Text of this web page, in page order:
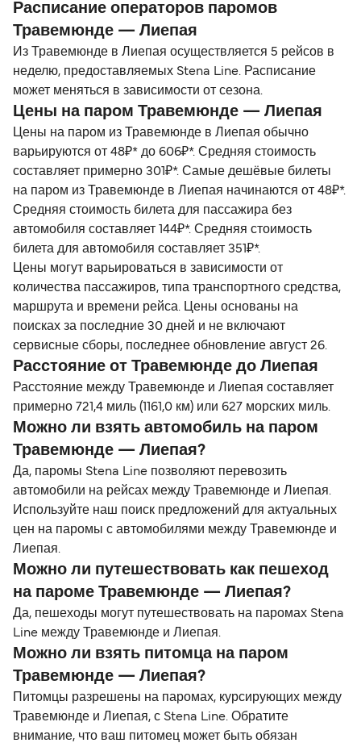
Расписание операторов паромов
Травемюнде — Лиепая
Из Травемюнде в Лиепая осуществляется 5 рейсов в
неделю, предоставляемых Stena Line. Расписание
может меняться в зависимости от сезона.
Цены на паром Травемюнде — Лиепая
Цены на паром из Травемюнде в Лиепая обычно
варьируются от 48₽* до 606₽*. Средняя стоимость
составляет примерно 301₽*. Самые дешёвые билеты
на паром из Травемюнде в Лиепая начинаются от 48₽*.
Средняя стоимость билета для пассажира без
автомобиля составляет 144₽*. Средняя стоимость
билета для автомобиля составляет 351₽*.
Цены могут варьироваться в зависимости от
количества пассажиров, типа транспортного средства,
маршрута и времени рейса. Цены основаны на
поисках за последние 30 дней и не включают
сервисные сборы, последнее обновление август 26.
Расстояние от Травемюнде до Лиепая
Расстояние между Травемюнде и Лиепая составляет
примерно 721,4 миль (1161,0 км) или 627 морских миль.
Можно ли взять автомобиль на паром
Травемюнде — Лиепая?
Да, паромы Stena Line позволяют перевозить
автомобили на рейсах между Травемюнде и Лиепая.
Используйте наш поиск предложений для актуальных
цен на паромы с автомобилями между Травемюнде и
Лиепая.
Можно ли путешествовать как пешеход
на пароме Травемюнде — Лиепая?
Да, пешеходы могут путешествовать на паромах Stena
Line между Травемюнде и Лиепая.
Можно ли взять питомца на паром
Травемюнде — Лиепая?
Питомцы разрешены на паромах, курсирующих между
Травемюнде и Лиепая, с Stena Line. Обратите
внимание, что ваш питомец может быть обязан